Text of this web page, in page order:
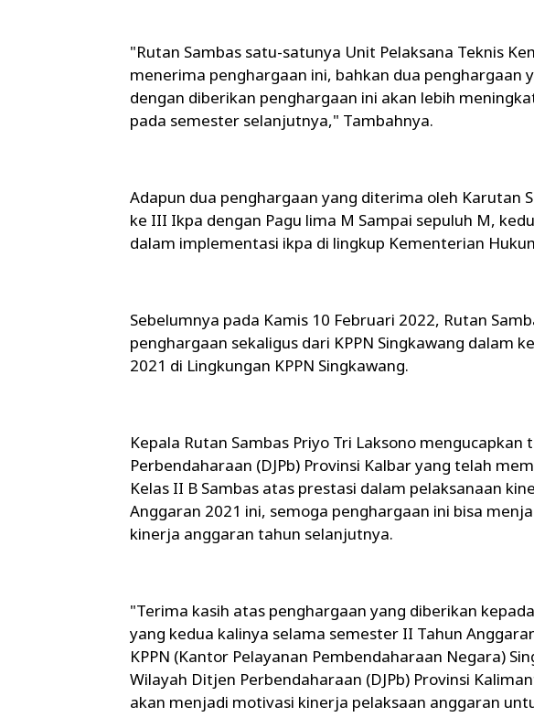
"Rutan Sambas satu-satunya Unit Pelaksana Teknis
menerima penghargaan ini, bahkan dua penghargaan
dengan diberikan penghargaan ini akan lebih
pada semester selanjutnya," Tambahnya.
Adapun dua penghargaan yang diterima oleh Karutan
ke III Ikpa dengan Pagu lima M Sampai sepuluh M,
dalam implementasi ikpa di lingkup Kementerian
Sebelumnya pada Kamis 10 Februari 2022, Rutan
penghargaan sekaligus dari KPPN Singkawang dalam
2021 di Lingkungan KPPN Singkawang.
Kepala Rutan Sambas Priyo Tri Laksono
Perbendaharaan (DJPb) Provinsi Kalbar yang telah
Kelas II B Sambas atas prestasi dalam pelaksanaan
Anggaran 2021 ini, semoga penghargaan ini bisa
kinerja anggaran tahun selanjutnya.
"Terima kasih atas penghargaan yang diberikan
yang kedua kalinya selama semester II Tahun
KPPN (Kantor Pelayanan Pembendaharaan Negara)
Wilayah Ditjen Perbendaharaan (DJPb) Provinsi
akan menjadi motivasi kinerja pelaksaan anggaran